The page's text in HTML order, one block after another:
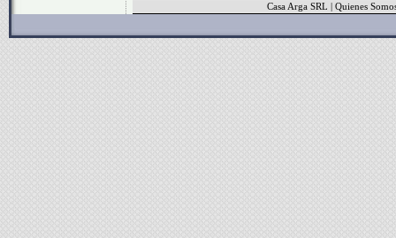
Casa Arga SRL | Quienes